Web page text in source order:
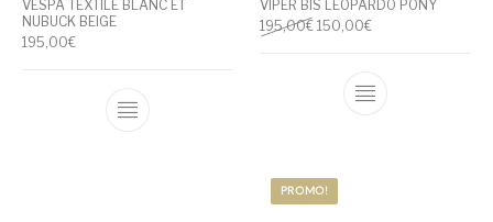
VESPA TEXTILE BLANC ET
NUBUCK BEIGE
195,00€
Ce produit a plusieurs variations. Les
VIPER BIS LEOPARDO PONY
195,00€ Le prix initial était :
150,00€Le prix actuel est :
Ce produit a
PROMO!